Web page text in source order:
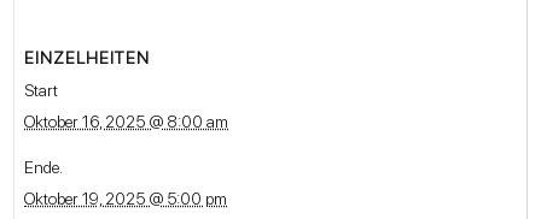
EINZELHEITEN
Start
Oktober 16, 2025 @ 8:00 am
Ende.
Oktober 19, 2025 @ 5:00 pm